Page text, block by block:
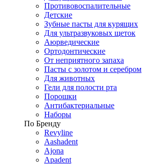
Противовоспалительные
Детские
Зубные пасты для курящих
Для ультразвуковых щеток
Аюрведические
Ортодонтические
От неприятного запаха
Пасты с золотом и серебром
Для животных
Гели для полости рта
Порошки
Антибактериальные
Наборы
По Бренду
Revyline
Aashadent
Ajona
Apadent